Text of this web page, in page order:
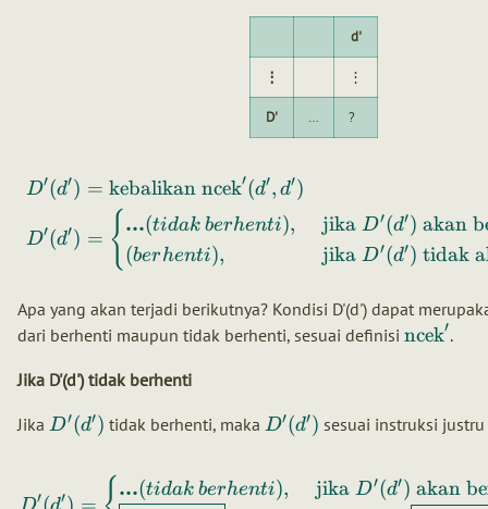
d'
⋮ ⋮
D' … ?
D′(d′)
D′(d′)
= kebalikanncek′(d′, d′)
= { ...(tidak berhenti),
(berhenti),
jikaD′(d′) akan
jikaD′(d′) tidak
Apa yang akan terjadi berikutnya? Kondisi D'(d') dapat
dari berhenti maupun tidak berhenti, sesuai definisi ncek′.
Jika D'(d') tidak berhenti
Jika D′(d′) tidak berhenti, maka D′(d′) sesuai instruksi
′ ′ ...(tidak berhenti),
jikaD′(d′) akan